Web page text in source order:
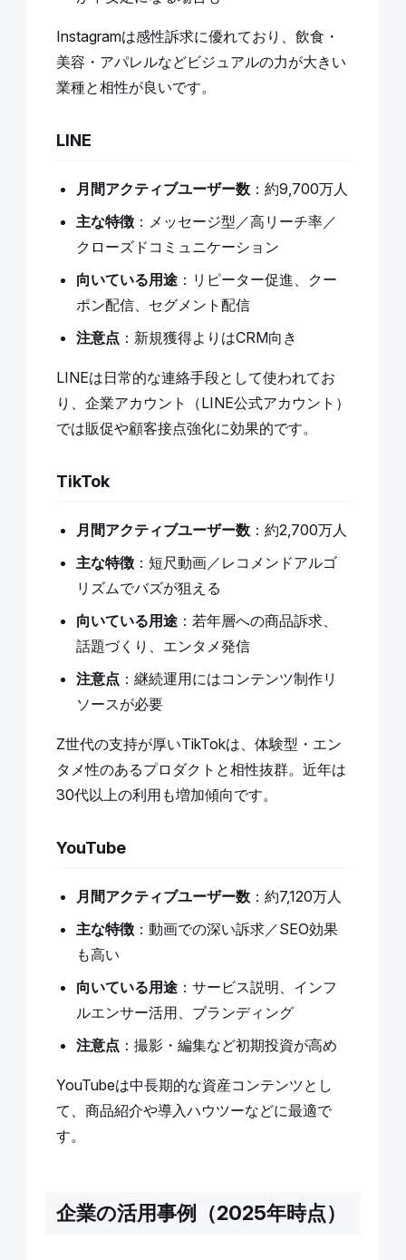
Instagramは感性訴求に優れており、飲食・
美容・アパレルなどビジュアルの力が大きい
業種と相性が良いです。
LINE
月間アクティブユーザー数：約9,700万人
主な特徴：メッセージ型／高リーチ率／
クローズドコミュニケーション
向いている用途：リピーター促進、クー
ポン配信、セグメント配信
注意点 ：新規獲得よりはCRM向き
LINEは日常的な連絡手段として使われてお
り、企業アカウント（LINE公式アカウント）
では販促や顧客接点強化に効果的です。
TikTok
月間アクティブユーザー数：約2,700万人
主な特徴：短尺動画／レコメンドアルゴ
リズムでバズが狙える
向いている用途：若年層への商品訴求、
話題づくり、エンタメ発信
注意点 ：継続運用にはコンテンツ制作リ
ソースが必要
Z世代の支持が厚いTikTokは、体験型・エン
タメ性のあるプロダクトと相性抜群。近年は
30代以上の利用も増加傾向です。
YouTube
月間アクティブユーザー数：約7,120万人
主な特徴：動画での深い訴求／SEO効果
も高い
向いている用途：サービス説明、インフ
ルエンサー活用、ブランディング
注意点 ：撮影・編集など初期投資が高め
YouTubeは中長期的な資産コンテンツとし
て、商品紹介や導入ハウツーなどに最適で
す。
企業の活用事例（2025年時点）